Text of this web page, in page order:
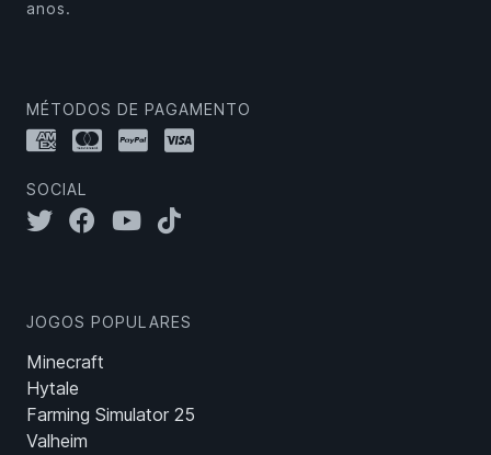
anos.
MÉTODOS DE PAGAMENTO
SOCIAL
JOGOS POPULARES
Minecraft
Hytale
Farming Simulator 25
Valheim